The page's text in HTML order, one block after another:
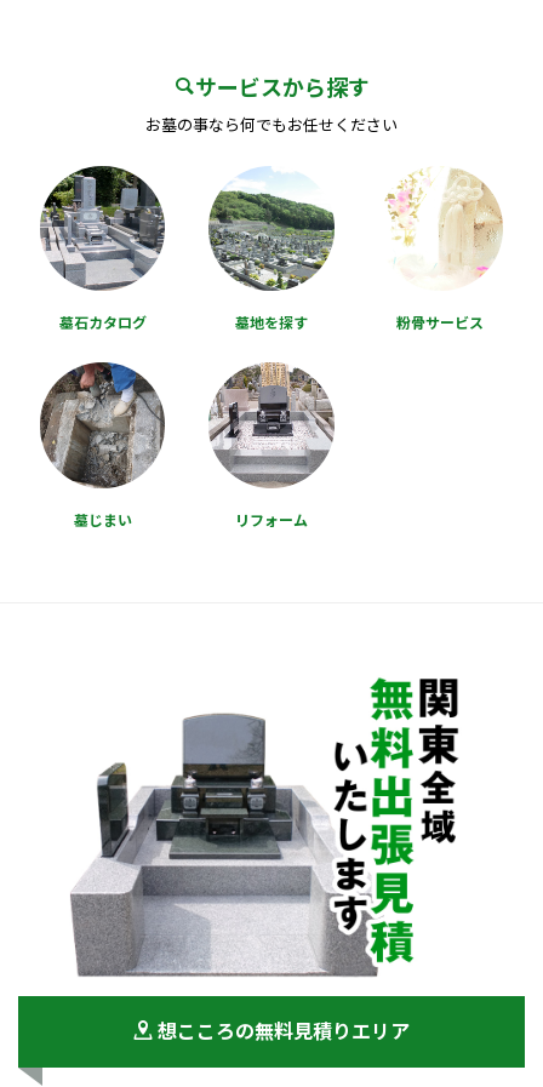
サービスから探す
お墓の事なら何でもお任せください
墓石カタログ 墓地を探す 粉骨サービス
墓じまい リフォーム
想こころの無料見積りエリア